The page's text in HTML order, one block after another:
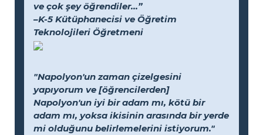
ve çok şey öğrendiler...”
–K-5 Kütüphanecisi ve Öğretim
Teknolojileri Öğretmeni
"Napolyon'un zaman çizelgesini
yapıyorum ve [öğrencilerden]
Napolyon'un iyi bir adam mı, kötü bir
adam mı, yoksa ikisinin arasında bir yerde
mi olduğunu belirlemelerini istiyorum."